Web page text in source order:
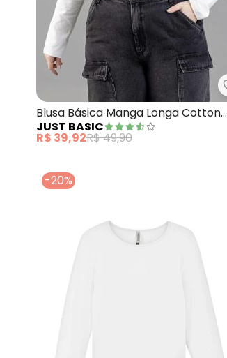
Blusa Básica Manga Longa Cotton
(Branco)
JUST BASIC
R$ 39,92R$ 49,90
-20%